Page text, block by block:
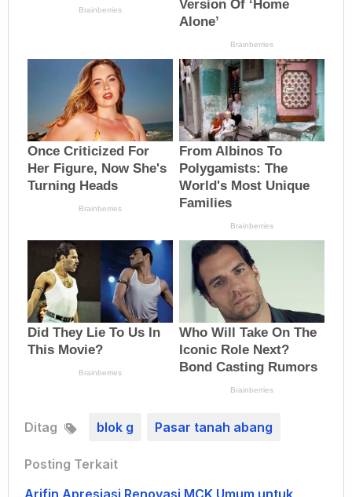
Ditag blok g Pasar tanah abang
Posting Terkait